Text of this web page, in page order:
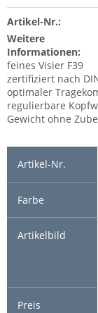
Artikel-Nr.:
Weitere
Informationen:
feines Visier F39
zertifiziert nach
optimaler
regulierbare
Gewicht ohne